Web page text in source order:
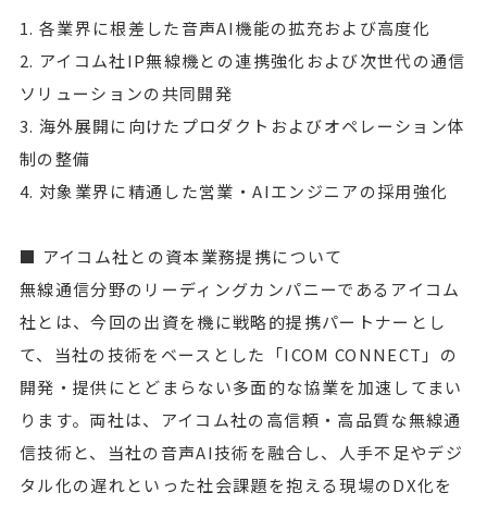
1. 各業界に根差した音声AI機能の拡充および高度化
2. アイコム社IP無線機との連携強化および次世代の通信
ソリューションの共同開発
3. 海外展開に向けたプロダクトおよびオペレーション体
制の整備
4. 対象業界に精通した営業・AIエンジニアの採用強化
■ アイコム社との資本業務提携について
無線通信分野のリーディングカンパニーであるアイコム
社とは、今回の出資を機に戦略的提携パートナーとし
て、当社の技術をベースとした「ICOM CONNECT」の
開発・提供にとどまらない多面的な協業を加速してまい
ります。両社は、アイコム社の高信頼・高品質な無線通
信技術と、当社の音声AI技術を融合し、人手不足やデジ
タル化の遅れといった社会課題を抱える現場のDX化を